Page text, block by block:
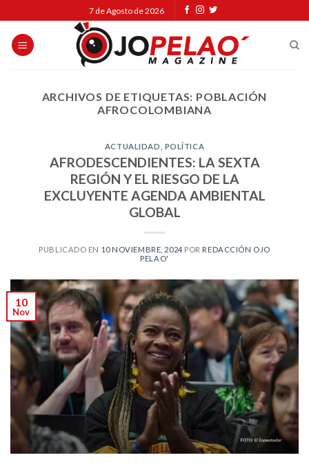
to
content
7 de Agosto de 2026
ARCHIVOS DE ETIQUETAS: POBLACIÓN
AFROCOLOMBIANA
ACTUALIDAD POLÍTICA
AFRODESCENDIENTES: LA SEXTA
REGIÓN Y EL RIESGO DE LA
EXCLUYENTE AGENDA AMBIENTAL
GLOBAL
PUBLICADO EN 10 NOVIEMBRE, 2024 POR REDACCIÓN OJO
PELAO'
10
Nov